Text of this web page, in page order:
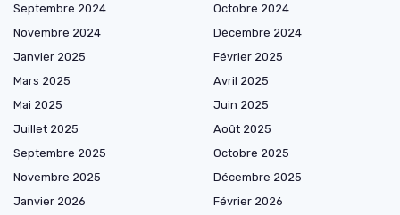
Septembre 2024
Octobre 2024
Novembre 2024
Décembre 2024
Janvier 2025
Février 2025
Mars 2025
Avril 2025
Mai 2025
Juin 2025
Juillet 2025
Août 2025
Septembre 2025
Octobre 2025
Novembre 2025
Décembre 2025
Janvier 2026
Février 2026